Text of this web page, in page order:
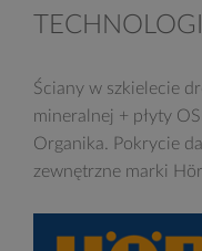
Ściany w szkielecie
mineralnej + płyty
Organika. Pokrycie
zewnętrzne marki